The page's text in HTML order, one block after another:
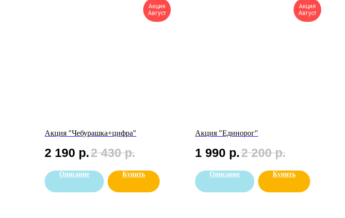
Акция
Август
Акция "Чебурашка+цифра"
2 190 р.2 430 р.
Описание Купить
Акция
Август
Акция "Единорог"
1 990 р.2 200 р.
Описание Купить